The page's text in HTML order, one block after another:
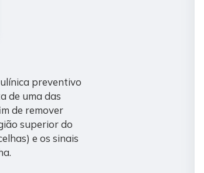
preventivo
de uma das
de remover
superior do
e os sinais